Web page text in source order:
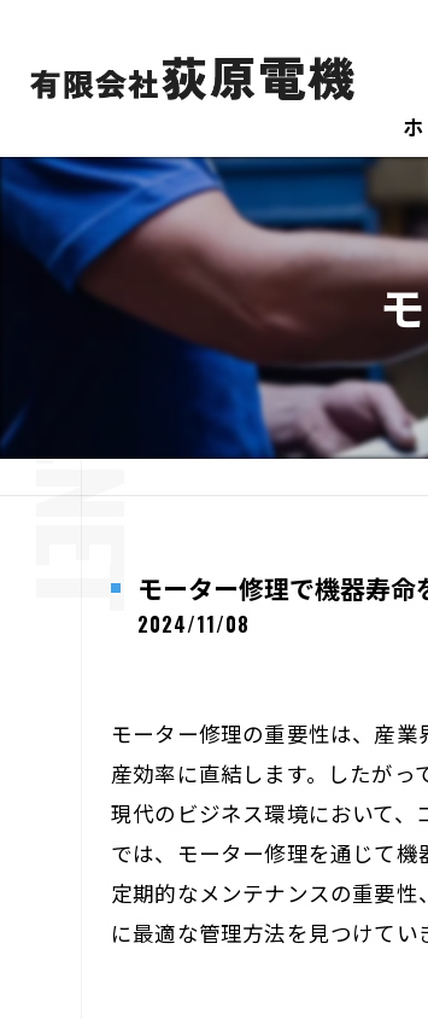
モーター修理で機器寿命
2024/11/08
モーター修理の重要性は、産
産効率に直結します。したが
現代のビジネス環境において
では、モーター修理を通じて機
定期的なメンテナンスの重要
に最適な管理方法を見つけてい